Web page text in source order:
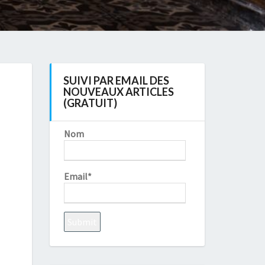
SUIVI PAR EMAIL DES
NOUVEAUX ARTICLES
(GRATUIT)
Nom
Email*